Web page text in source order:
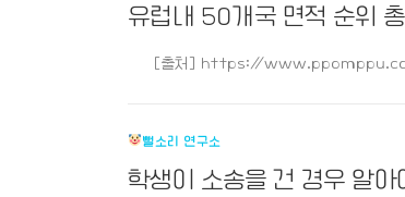
유럽내 50개국 면적 순위
[출처] https://
뻘소리 연구소
학생이 소송을 건 경우 알